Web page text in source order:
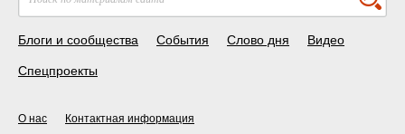
Блоги и сообщества События Слово дня Видео
Спецпроекты
О нас Контактная информация